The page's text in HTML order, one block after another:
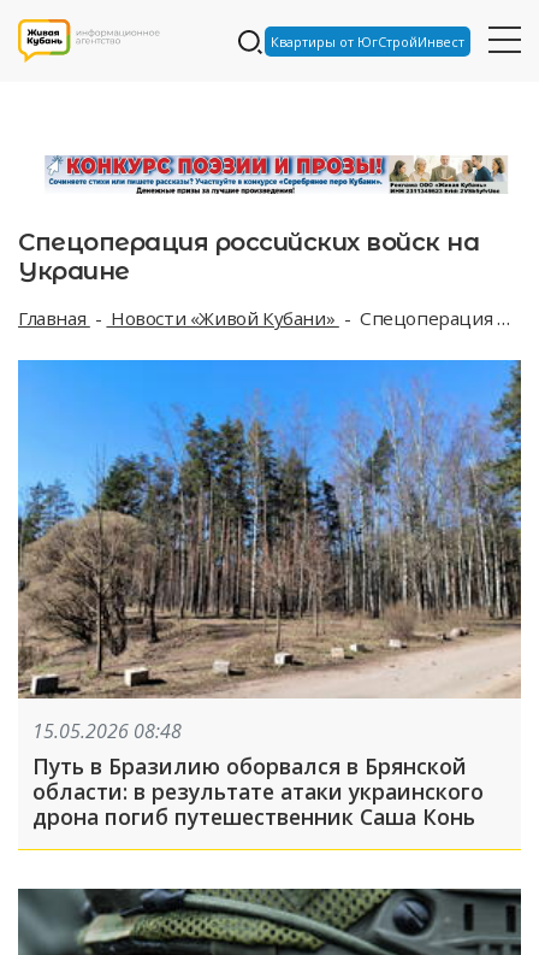
Квартиры от ЮгСтройИнвест
Спецоперация российских войск на
Украине
Главная Новости «Живой Кубани» Спецоперация российских войск на Украине
15.05.2026 08:48
Путь в Бразилию оборвался в Брянской
области: в результате атаки украинского
дрона погиб путешественник Саша Конь